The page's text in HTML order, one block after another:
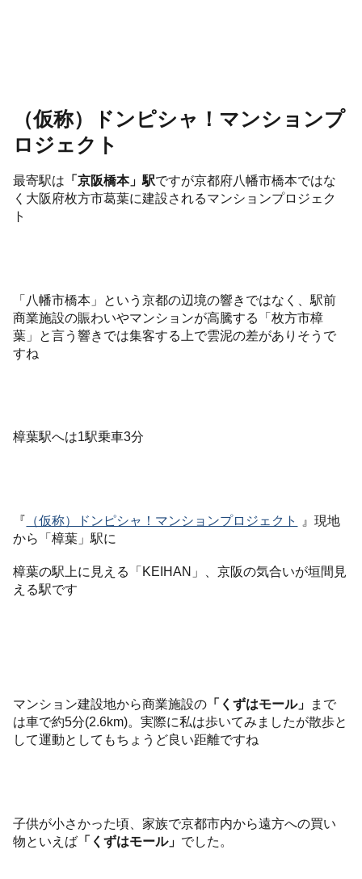
（仮称）ドンピシャ！マンションプ
ロジェクト
最寄駅は 「京阪橋本」駅ですが京都府八幡市橋本ではな
く大阪府枚方市葛葉に建設されるマンションプロジェク
ト
「八幡市橋本」という京都の辺境の響きではなく、駅前
商業施設の賑わいやマンションが高騰する「枚方市樟
葉」と言う響きでは集客する上で雲泥の差がありそうで
すね
樟葉駅へは1駅乗車3分
『 （仮称）ドンピシャ！マンションプロジェクト
』現地
から「樟葉」駅に
樟葉の駅上に見える「KEIHAN」、京阪の気合いが垣間見
える駅です
マンション建設地から商業施設の 「くずはモール」
まで
は車で約5分(2.6km)。実際に私は歩いてみましたが散歩と
して運動としてもちょうど良い距離ですね
子供が小さかった頃、家族で京都市内から遠方への買い
物といえば 「くずはモール」 でした。